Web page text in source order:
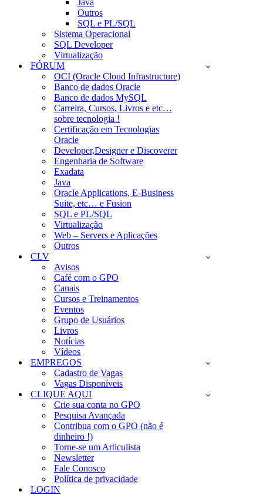
Java
Outros
SQL e PL/SQL
Sistema Operacional
SQL Developer
Virtualização
FÓRUM
OCI (Oracle Cloud Infrastructure)
Banco de dados Oracle
Banco de dados MySQL
Carreira, Cursos, Livros e etc…
sobre tecnologia !
Certificação em Tecnologias
Oracle
Developer,Designer e Discoverer
Engenharia de Software
Exadata
Java
Oracle Applications, E-Business
Suite, etc… e Fusion
SQL e PL/SQL
Virtualização
Web – Servers e Aplicações
Outros
CLV
Avisos
Café com o GPO
Canais
Cursos e Treinamentos
Eventos
Grupo de Usuários
Livros
Notícias
Vídeos
EMPREGOS
Cadastro de Vagas
Vagas Disponíveis
CLIQUE AQUI
Crie sua conta no GPO
Pesquisa Avançada
Contribua com o GPO (não é
dinheiro !)
Torne-se um Articulista
Newsletter
Fale Conosco
Política de privacidade
LOGIN